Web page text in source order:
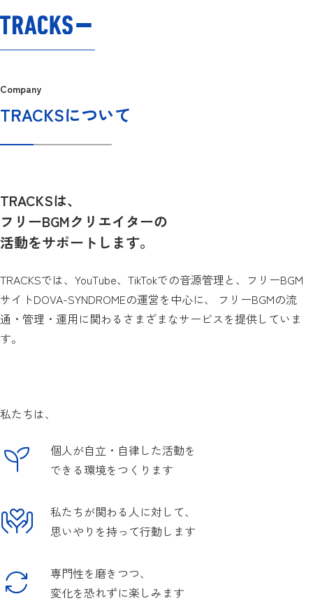
Company
TRACKSについて
TRACKSは、
フリーBGMクリエイターの
活動をサポートします。
TRACKSでは、YouTube、TikTokでの音源管理と、フリーBGM
サイトDOVA-SYNDROMEの運営を中心に、 フリーBGMの流
通・管理・運用に関わるさまざまなサービスを提供していま
す。
私たちは、
個人が自立・自律した活動を
できる環境をつくります
私たちが関わる人に対して、
思いやりを持って行動します
専門性を磨きつつ、
変化を恐れずに楽しみます